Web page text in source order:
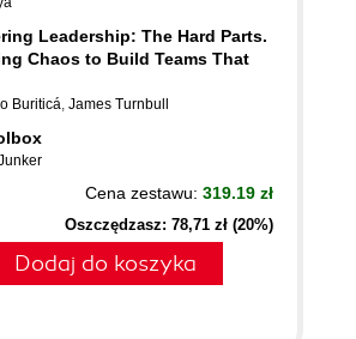
Leadership: The Hard Parts.
Chaos to Build Teams That
Buriticá, James Turnbull
Cena zestawu: 319.19 zł
Oszczędzasz: 78,71 zł (20%)
Dodaj do koszyka